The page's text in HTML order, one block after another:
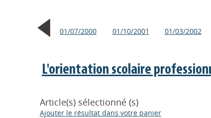
01/07/2000 01/10/2001 01/03/2002
L'orientation scolaire
Article(s) sélectionné (s)
Ajouter le résultat dans votre panier